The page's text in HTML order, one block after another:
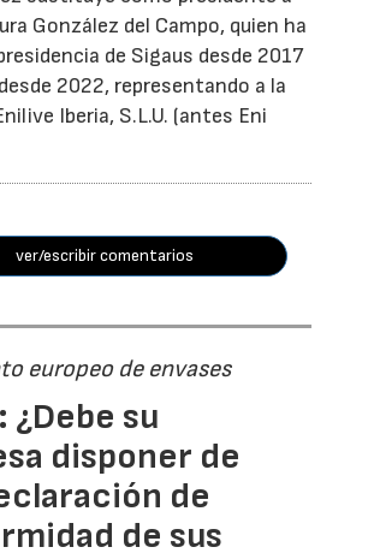
González del Campo, quien ha
de Sigaus desde 2017
2022, representando a la
Iberia, S.L.U. (antes Eni
ver/escribir comentarios
europeo de envases
¿Debe su
disponer de
de
de sus